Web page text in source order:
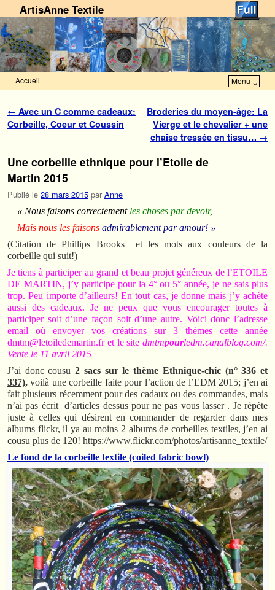
ArtisAnne Textile
Accueil Menu ↓
Navigation des articles
← Avec un C comme cadeaux:
Corbeille, Coeur et Coussin
Broderies du moyen-âge: La
Vierge et le chevalier + une
chaise tressée en tissu… →
Une corbeille ethnique pour l’Etoile de
Martin 2015
Publié le 28 mars 2015 par Anne
« Nous faisons correctement les choses par devoir,
Mais nous les faisons admirablement par amour! »
(Citation de Phillips Brooks et les mots aux couleurs de la
corbeille qui suit!)
Je tiens à participer au grand et beau projet généreux de l’ETOILE
DE MARTIN, j’y participe pour la 4° ou 5° année, je ne sais plus
trop. Peu importe d’ailleurs! En tout cas, je donne mais j’y achète
aussi des cadeaux. Je ne peux que vous encourager toutes à
participer soit d’une façon soit d’une autre. Voici donc l’adresse
email où envoyer vos créations sur 3 thèmes cette année
dmtm@letoiledemartin.fr et le site dmtmpourledm.canalblog.com/.
Vente le 11 avril 2015
J’ai donc cousu2 sacs sur le thème Ethnique-chic (n° 336 et
337), voilà une corbeille faite pour l’action de l’EDM 2015; j’en ai
fait plusieurs récemment pour des cadaux ou des commandes, mais
n’ai pas écrit d’articles dessus pour ne pas vous lasser . Je répète
juste à celles qui désirent en commander de regarder dans mes
albums flickr, il ya au moins 2 albums de corbeilles textiles, j’en ai
cousu plus de 120! https://www.flickr.com/photos/artisanne_textile/
Le fond de la corbeille textile (coiled fabric bowl)